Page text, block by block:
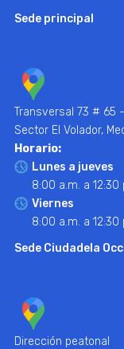
Sede principal
Transversal 73 # 65
Sector El Volador,
Horario:
Lunes a jueves
8:00 a.m. a 12:30
Viernes
8:00 a.m. a 12:30
Sede Ciudadela
Dirección peatonal